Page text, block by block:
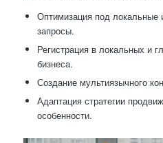
Оптимизация под
запросы.
Регистрация в локальных и
бизнеса.
Создание мультиязычного
Адаптация стратегии
особенности.